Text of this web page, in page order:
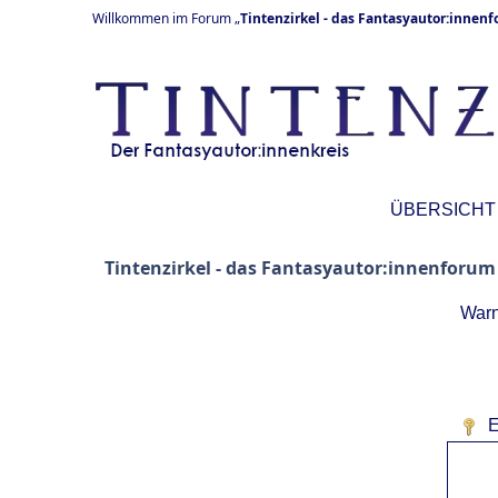
Willkommen im Forum „Tintenzirkel - das
ÜBERSICHT
Tintenzirkel - das Fantasyautor:innenforum